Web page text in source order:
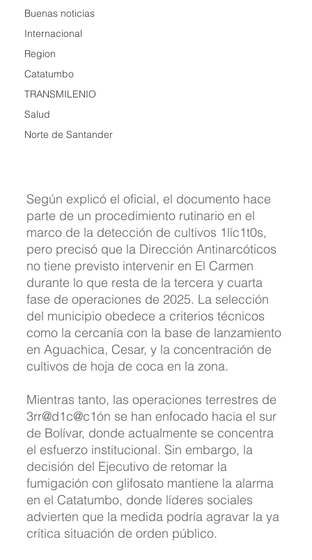
Buenas noticias
Internacional
Region
Catatumbo
TRANSMILENIO
Salud
Norte de Santander
Según explicó el oficial, el documento hace
parte de un procedimiento rutinario en el
marco de la detección de cultivos 1líc1t0s,
pero precisó que la Dirección Antinarcóticos
no tiene previsto intervenir en El Carmen
durante lo que resta de la tercera y cuarta
fase de operaciones de 2025. La selección
del municipio obedece a criterios técnicos
como la cercanía con la base de lanzamiento
en Aguachica, Cesar, y la concentración de
cultivos de hoja de coca en la zona.
Mientras tanto, las operaciones terrestres de
3rr@d1c@c1ón se han enfocado hacia el sur
de Bolívar, donde actualmente se concentra
el esfuerzo institucional. Sin embargo, la
decisión del Ejecutivo de retomar la
fumigación con glifosato mantiene la alarma
en el Catatumbo, donde líderes sociales
advierten que la medida podría agravar la ya
crítica situación de orden público.